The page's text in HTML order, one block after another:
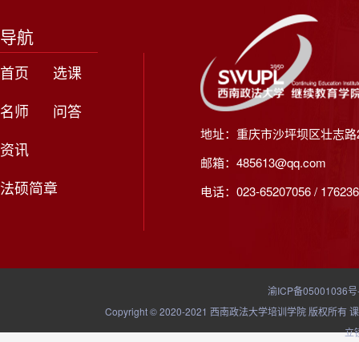
导航
首页
选课
名师
问答
资讯
法硕简章
地址：重庆市沙坪坝区壮志
邮箱：485613@qq.com
电话：023-65207056 /
渝ICP备05001036
Copyright © 2020-2021 西南政法大学培训学院 版权所有
立